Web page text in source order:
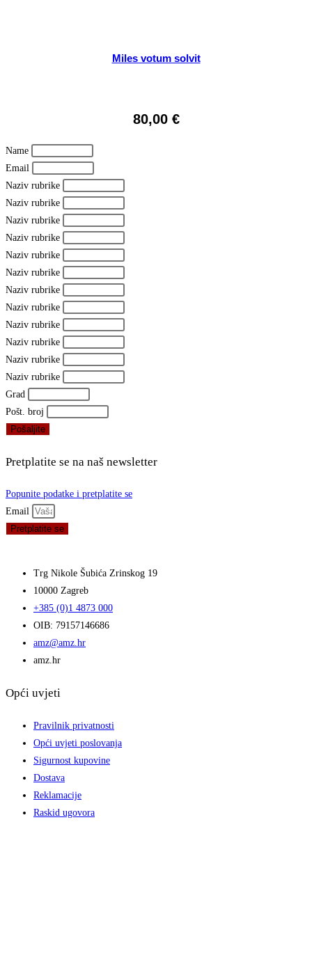
Miles votum solvit
80,00 €
Name
Email
Naziv rubrike
Naziv rubrike
Naziv rubrike
Naziv rubrike
Naziv rubrike
Naziv rubrike
Naziv rubrike
Naziv rubrike
Naziv rubrike
Naziv rubrike
Naziv rubrike
Naziv rubrike
Grad
Pošt. broj
Pošaljite
Pretplatite se na naš newsletter
Popunite podatke i pretplatite se
Email
Pretplatite se
Trg Nikole Šubića Zrinskog 19
10000 Zagreb
+385 (0)1 4873 000
OIB: 79157146686
amz@amz.hr
amz.hr
Opći uvjeti
Pravilnik privatnosti
Opći uvjeti poslovanja
Sigurnost kupovine
Dostava
Reklamacije
Raskid ugovora